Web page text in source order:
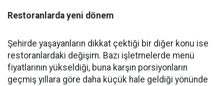
Restoranlarda yeni dönem
Şehirde yaşayanların dikkat çektiği bir diğer konu ise
restoranlardaki değişim. Bazı işletmelerde menü
fiyatlarının yükseldiği, buna karşın porsiyonların
geçmiş yıllara göre daha küçük hale geldiği yönünde